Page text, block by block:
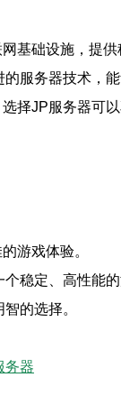
基础设施，提
的服务器技术，
择JP服务器可
游戏体验。
稳定、高性能
的选择。
务器